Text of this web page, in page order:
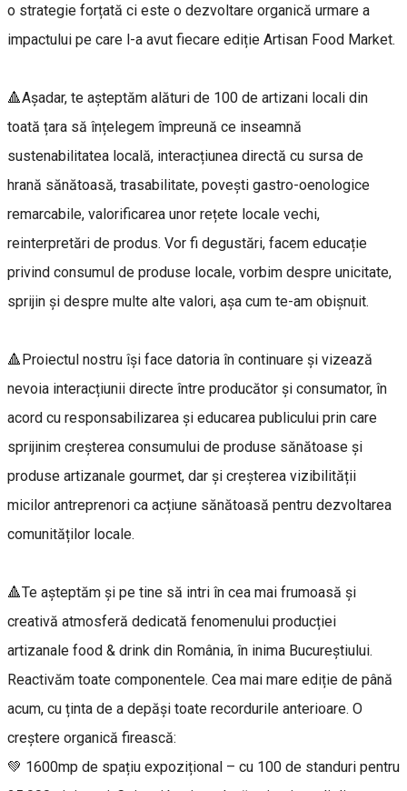
o strategie forțată ci este o dezvoltare organică urmare a
impactului pe care l-a avut fiecare ediție Artisan Food Market.
🔺Așadar, te așteptăm alături de 100 de artizani locali din
toată țara să înțelegem împreună ce inseamnă
sustenabilitatea locală, interacțiunea directă cu sursa de
hrană sănătoasă, trasabilitate, povești gastro-oenologice
remarcabile, valorificarea unor rețete locale vechi,
reinterpretări de produs. Vor fi degustări, facem educație
privind consumul de produse locale, vorbim despre unicitate,
sprijin și despre multe alte valori, așa cum te-am obișnuit.
🔺Proiectul nostru își face datoria în continuare și vizează
nevoia interacțiunii directe între producător și consumator, în
acord cu responsabilizarea și educarea publicului prin care
sprijinim creșterea consumului de produse sănătoase și
produse artizanale gourmet, dar și creșterea vizibilității
micilor antreprenori ca acțiune sănătoasă pentru dezvoltarea
comunităților locale.
🔺Te așteptăm și pe tine să intri în cea mai frumoasă și
creativă atmosferă dedicată fenomenului producției
artizanale food & drink din România, în inima Bucureștiului.
Reactivăm toate componentele. Cea mai mare ediție de până
acum, cu ținta de a depăși toate recordurile anterioare. O
creștere organică firească:
💚 1600mp de spațiu expozițional – cu 100 de standuri pentru